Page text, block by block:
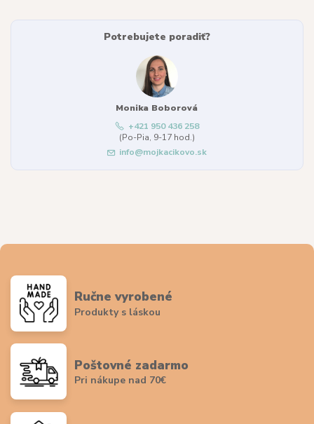
Potrebujete poradiť?
Monika Boborová
+421 950 436 258
(Po-Pia, 9-17 hod.)
info@mojkacikovo.sk
Ručne vyrobené
Produkty s láskou
Poštovné zadarmo
Pri nákupe nad 70€